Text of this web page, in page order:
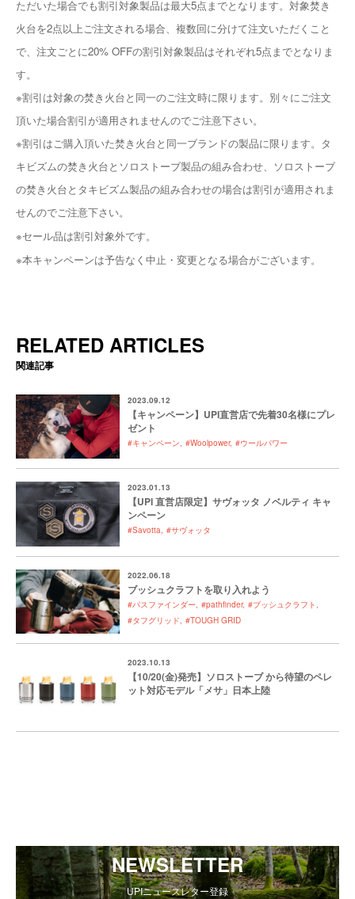
ただいた場合でも割引対象製品は最大5点までとなります。対象焚き
火台を2点以上ご注文される場合、複数回に分けて注文いただくこと
で、注文ごとに20% OFFの割引対象製品はそれぞれ5点までとなりま
す。
※割引は対象の焚き火台と同一のご注文時に限ります。別々にご注文
頂いた場合割引が適用されませんのでご注意下さい。
※割引はご購入頂いた焚き火台と同一ブランドの製品に限ります。タ
キビズムの焚き火台とソロストーブ製品の組み合わせ、ソロストーブ
の焚き火台とタキビズム製品の組み合わせの場合は割引が適用されま
せんのでご注意下さい。
※セール品は割引対象外です。
※本キャンペーンは予告なく中止・変更となる場合がございます。
RELATED ARTICLES
関連記事
2023.09.12
【キャンペーン】UPI直営店で先着30名様にプレ
ゼント
#キャンペーン #Woolpower #ウールパワー
2023.01.13
【UPI 直営店限定】サヴォッタ ノベルティ キャ
ンペーン
#Savotta #サヴォッタ
2022.06.18
ブッシュクラフトを取り入れよう
#パスファインダー #pathfinder #ブッシュクラフト
#タフグリッド #TOUGH GRID
2023.10.13
【10/20(金)発売】ソロストーブ から待望のペレ
ット対応モデル「メサ」日本上陸
NEWSLETTER
UPIニュースレター登録